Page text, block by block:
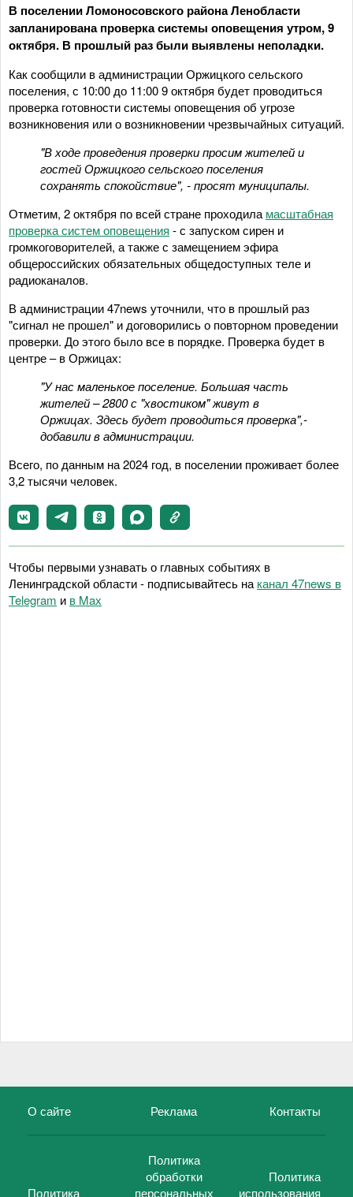
В поселении Ломоносовского района Ленобласти
запланирована проверка системы оповещения утром, 9
октября. В прошлый раз были выявлены неполадки.
Как сообщили в администрации Оржицкого сельского
поселения, с 10:00 до 11:00 9 октября будет проводиться
проверка готовности системы оповещения об угрозе
возникновения или о возникновении чрезвычайных ситуаций.
"В ходе проведения проверки просим жителей и
гостей Оржицкого сельского поселения
сохранять спокойствие", - просят муниципалы.
Отметим, 2 октября по всей стране проходила масштабная
проверка систем оповещения - с запуском сирен и
громкоговорителей, а также с замещением эфира
общероссийских обязательных общедоступных теле и
радиоканалов.
В администрации 47news уточнили, что в прошлый раз
"сигнал не прошел" и договорились о повторном проведении
проверки. До этого было все в порядке. Проверка будет в
центре – в Оржицах:
"У нас маленькое поселение. Большая часть
жителей – 2800 с "хвостиком" живут в
Оржицах. Здесь будет проводиться проверка",-
добавили в администрации.
Всего, по данным на 2024 год, в поселении проживает более
3,2 тысячи человек.
Чтобы первыми узнавать о главных событиях в
Ленинградской области - подписывайтесь на канал 47news в
Telegram и в Maх
О сайте Реклама Контакты
Политика
Политика
обработки
персональных
Политика
использования